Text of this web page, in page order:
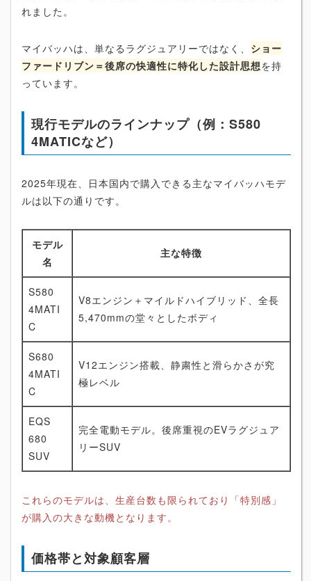
れました。
マイバッハは、単なるラグジュアリーではなく、 ショー
ファードリブン＝後席の快適性に特化した設計思想を持
っています。
現行モデルのラインナップ（例：S580
4MATICなど）
2025年現在、日本国内で購入できる主なマイバッハモデ
ルは以下の通りです。
モデル
名
主な特徴
S580
4MATI
C
V8エンジン＋マイルドハイブリッド、全長
5,470mmの堂々としたボディ
S680
4MATI
C
V12エンジン搭載、静粛性と滑らかさが究
極レベル
EQS
680
SUV
完全電動モデル。後席重視のEVラグジュア
リーSUV
これらのモデルは、生産台数も限られており「特別感」
が購入の大きな動機となります。
価格帯と対象顧客層